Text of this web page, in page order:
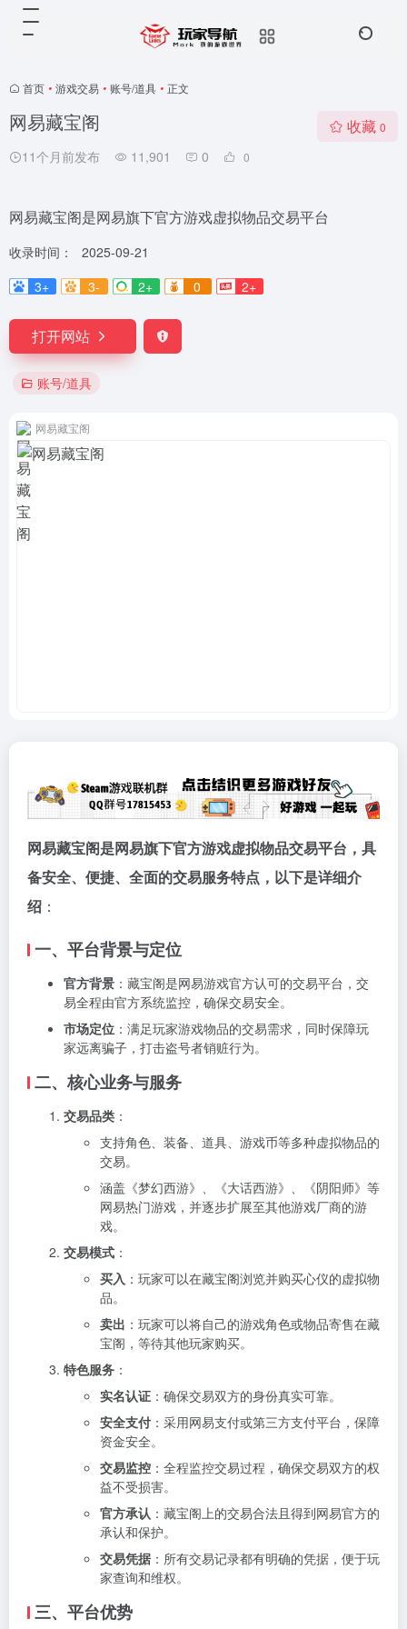
首页 • 游戏交易 • 账号/道具 • 正文
网易藏宝阁
11个月前发布 11,901 0 0
收藏 0
网易藏宝阁是网易旗下官方游戏虚拟物品交易平台
收录时间：
2025-09-21
3+
3- 2+ 0 2+
打开网站
账号/道具
网易藏宝阁
网易藏宝阁是网易旗下官方游戏虚拟物品交易平台，具
备安全、便捷、全面的交易服务特点，以下是详细介
绍 ：
一、平台背景与定位
官方背景 ：藏宝阁是网易游戏官方认可的交易平台，交
易全程由官方系统监控，确保交易安全。
市场定位 ：满足玩家游戏物品的交易需求，同时保障玩
家远离骗子，打击盗号者销赃行为。
二、核心业务与服务
交易品类 ：
支持角色、装备、道具、游戏币等多种虚拟物品的
交易。
涵盖《梦幻西游》、《大话西游》、《阴阳师》等
网易热门游戏，并逐步扩展至其他游戏厂商的游
戏。
交易模式 ：
买入 ：玩家可以在藏宝阁浏览并购买心仪的虚拟物
品。
卖出 ：玩家可以将自己的游戏角色或物品寄售在藏
宝阁，等待其他玩家购买。
特色服务 ：
实名认证 ：确保交易双方的身份真实可靠。
安全支付 ：采用网易支付或第三方支付平台，保障
资金安全。
交易监控 ：全程监控交易过程，确保交易双方的权
益不受损害。
官方承认 ：藏宝阁上的交易合法且得到网易官方的
承认和保护。
交易凭据 ：所有交易记录都有明确的凭据，便于玩
家查询和维权。
三、平台优势